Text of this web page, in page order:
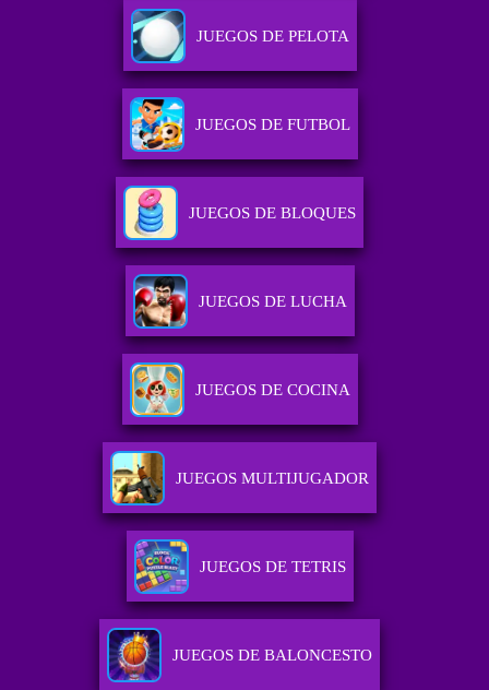
JUEGOS DE PELOTA
JUEGOS DE FUTBOL
JUEGOS DE BLOQUES
JUEGOS DE LUCHA
JUEGOS DE COCINA
JUEGOS MULTIJUGADOR
JUEGOS DE TETRIS
JUEGOS DE BALONCESTO